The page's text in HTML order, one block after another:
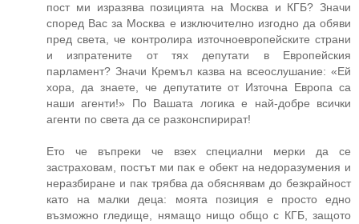
пост ми изразява позицията на Москва и КГБ? Значи
според Вас за Москва е изключително изгодно да обяви
пред света, че контролира източноевропейските страни
и изпратените от тях депутати в Европейския
парламент? Значи Кремъл казва на всеослушание: «Ей
хора, да знаете, че депутатите от Източна Европа са
наши агенти!» По Вашата логика е най-добре всички
агенти по света да се разконспирират!
Ето че въпреки че взех специални мерки да се
застраховам, постът ми пак е обект на недоразумения и
неразбиране и пак трябва да обяснявам до безкрайност
като на малки деца: моята позиция е просто едно
възможно гледище, нямащо нищо общо с КГБ, защото